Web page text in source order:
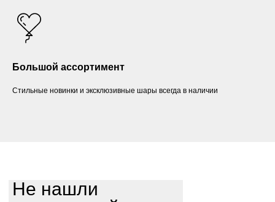
Большой ассортимент
Стильные новинки и эксклюзивные шары всегда в наличии
Не нашли